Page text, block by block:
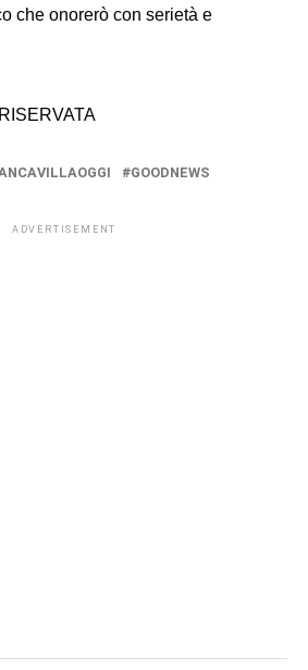
che onorerò con serietà e
GOODNEWS
ADVERTISEMENT